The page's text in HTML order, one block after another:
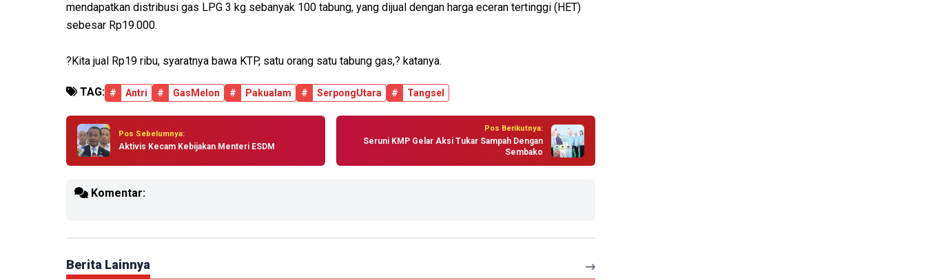
mendapatkan distribusi gas LPG 3 kg sebanyak 100 tabung, yang dijual dengan harga eceran tertinggi (HET)
sebesar Rp19.000.
?Kita jual Rp19 ribu, syaratnya bawa KTP, satu orang satu tabung gas,? katanya.
TAG: # Antri # GasMelon # Pakualam # SerpongUtara # Tangsel
Pos Sebelumnya:
Aktivis Kecam Kebijakan Menteri ESDM
Pos Berikutnya:
Seruni KMP Gelar Aksi Tukar Sampah Dengan
Sembako
Komentar:
Berita Lainnya